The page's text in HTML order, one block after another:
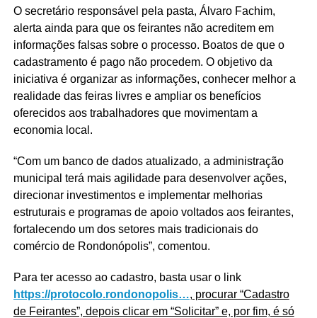
O secretário responsável pela pasta, Álvaro Fachim,
alerta ainda para que os feirantes não acreditem em
informações falsas sobre o processo. Boatos de que o
cadastramento é pago não procedem. O objetivo da
iniciativa é organizar as informações, conhecer melhor a
realidade das feiras livres e ampliar os benefícios
oferecidos aos trabalhadores que movimentam a
economia local.
“Com um banco de dados atualizado, a administração
municipal terá mais agilidade para desenvolver ações,
direcionar investimentos e implementar melhorias
estruturais e programas de apoio voltados aos feirantes,
fortalecendo um dos setores mais tradicionais do
comércio de Rondonópolis”, comentou.
Para ter acesso ao cadastro, basta usar o link
https://protocolo.rondonopolis…, procurar “Cadastro
de Feirantes”, depois clicar em “Solicitar” e, por fim, é só